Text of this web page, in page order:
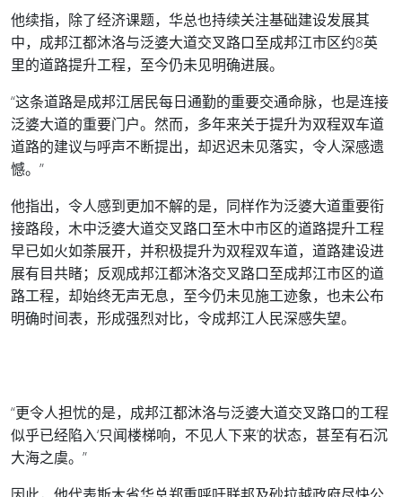
他续指，除了经济课题，华总也持续关注基础建设发展其
中，成邦江都沐洛与泛婆大道交叉路口至成邦江市区约8英
里的道路提升工程，至今仍未见明确进展。
“这条道路是成邦江居民每日通勤的重要交通命脉，也是连接
泛婆大道的重要门户。然而，多年来关于提升为双程双车道
道路的建议与呼声不断提出，却迟迟未见落实，令人深感遗
憾。”
他指出，令人感到更加不解的是，同样作为泛婆大道重要衔
接路段，木中泛婆大道交叉路口至木中市区的道路提升工程
早已如火如荼展开，并积极提升为双程双车道，道路建设进
展有目共睹；反观成邦江都沐洛交叉路口至成邦江市区的道
路工程，却始终无声无息，至今仍未见施工迹象，也未公布
明确时间表，形成强烈对比，令成邦江人民深感失望。
“更令人担忧的是，成邦江都沐洛与泛婆大道交叉路口的工程
似乎已经陷入‘只闻楼梯响，不见人下来’的状态，甚至有石沉
大海之虞。”